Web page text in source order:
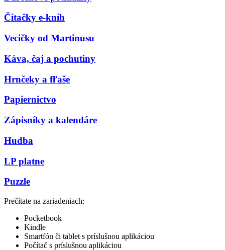
Čítačky e-kníh
Vecičky od Martinusu
Káva, čaj a pochutiny
Hrnčeky a fľaše
Papiernictvo
Zápisníky a kalendáre
Hudba
LP platne
Puzzle
Prečítate na zariadeniach:
Pocketbook
Kindle
Smartfón či tablet s príslušnou aplikáciou
Počítač s príslušnou aplikáciou